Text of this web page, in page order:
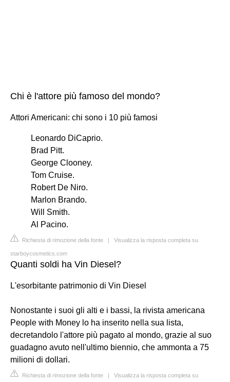
Chi è l'attore più famoso del mondo?
Attori Americani: chi sono i 10 più famosi
Leonardo DiCaprio.
Brad Pitt.
George Clooney.
Tom Cruise.
Robert De Niro.
Marlon Brando.
Will Smith.
Al Pacino.
Richiesta di rimozione della fonte | Visualizza la risposta completa su
starboycosmetics.com
Quanti soldi ha Vin Diesel?
L'esorbitante patrimonio di Vin Diesel
Nonostante i suoi gli alti e i bassi, la rivista americana
People with Money lo ha inserito nella sua lista,
decretandolo l'attore più pagato al mondo, grazie al suo
guadagno avuto nell'ultimo biennio, che ammonta a 75
milioni di dollari.
Richiesta di rimozione della fonte | Visualizza la risposta completa su